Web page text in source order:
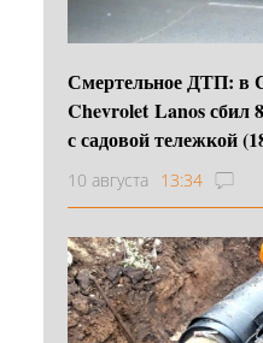
Смертельное ДТП: в
Chevrolet Lanos сбил
с садовой тележкой
10 августа 13:34